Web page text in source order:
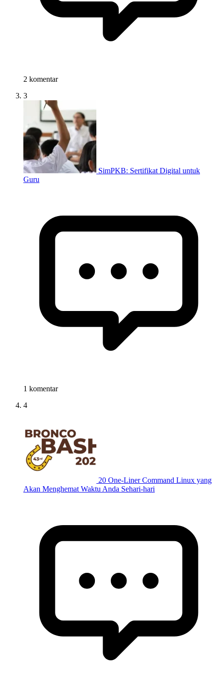
2 komentar
3
SimPKB: Sertifikat Digital untuk
Guru
1 komentar
4
20 One-Liner Command Linux yang
Akan Menghemat Waktu Anda Sehari-hari